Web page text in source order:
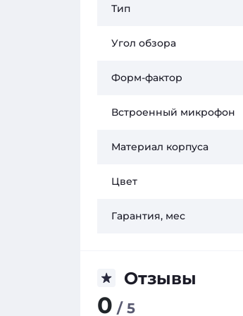
Тип
Угол обзора
Форм-фактор
Встроенный микрофон
Материал корпуса
Цвет
Гарантия, мес
Отзывы
0 / 5